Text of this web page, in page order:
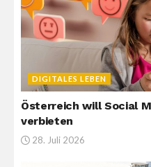
DIGITALES LEBEN
Österreich will Social
verbieten
28. Juli 2026